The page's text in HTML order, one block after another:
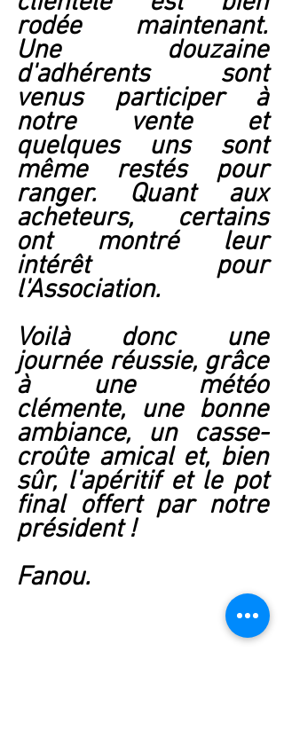
rodée maintenant.
Une douzaine
d'adhérents sont
venus participer à
notre vente et
quelques uns sont
même restés pour
ranger. Quant aux
acheteurs, certains
ont montré leur
intérêt pour
l'Association.
Voilà donc une
journée réussie, grâce
à une météo
clémente, une bonne
ambiance, un casse-
croûte amical et, bien
sûr, l'apéritif et le pot
final offert par notre
président !
Fanou.